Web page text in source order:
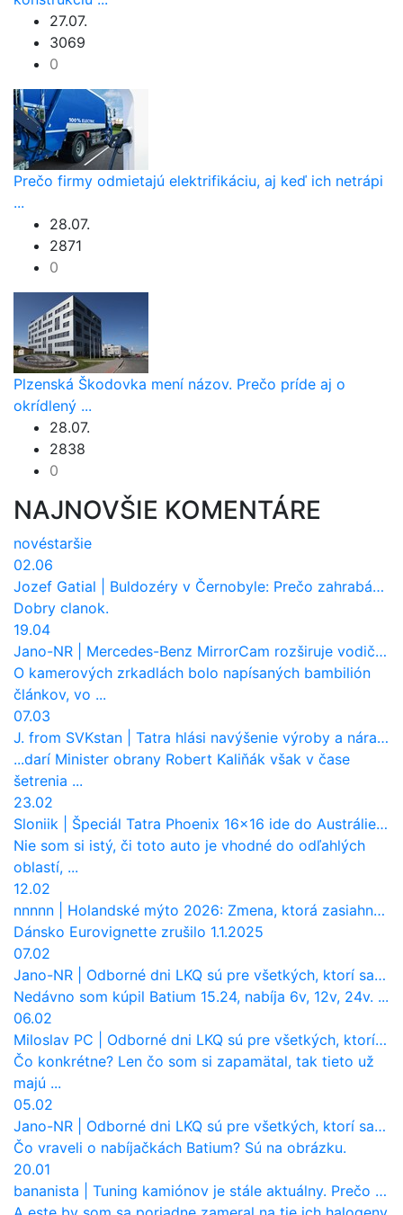
27.07.
3069
0
Prečo firmy odmietajú elektrifikáciu, aj keď ich netrápi
...
28.07.
2871
0
Plzenská Škodovka mení názov. Prečo príde aj o
okrídlený ...
28.07.
2838
0
NAJNOVŠIE KOMENTÁRE
novéstaršie
02.06
Jozef Gatial
Buldozéry v Černobyle: Prečo zahrabávali Červený les pod zem?
Dobry clanok.
19.04
Jano-NR
Mercedes-Benz MirrorCam rozširuje vodičovi výhľad a uberá autobusom odpor vzduchu
O kamerových zrkadlách bolo napísaných bambilión
článkov, vo ...
07.03
J. from SVKstan
Tatra hlási navýšenie výroby a nárast tržieb. Ktorí odberatelia sú kľúčoví?
...darí Minister obrany Robert Kaliňák však v čase
šetrenia ...
23.02
Sloniik
Špeciál Tatra Phoenix 16×16 ide do Austrálie. Na čo bude slúžiť?
Nie som si istý, či toto auto je vhodné do odľahlých
oblastí, ...
12.02
nnnnn
Holandské mýto 2026: Zmena, ktorá zasiahne slovenských dopravcov
Dánsko Eurovignette zrušilo 1.1.2025
07.02
Jano-NR
Odborné dni LKQ sú pre všetkých, ktorí sa chcú dozvedieť niečo viac
Nedávno som kúpil Batium 15.24, nabíja 6v, 12v, 24v. ...
06.02
Miloslav PC
Odborné dni LKQ sú pre všetkých, ktorí sa chcú dozvedieť niečo viac
Čo konkrétne? Len čo som si zapamätal, tak tieto už
majú ...
05.02
Jano-NR
Odborné dni LKQ sú pre všetkých, ktorí sa chcú dozvedieť niečo viac
Čo vraveli o nabíjačkách Batium? Sú na obrázku.
20.01
bananista
Tuning kamiónov je stále aktuálny. Prečo nevyhynul ako pri osobákoch?